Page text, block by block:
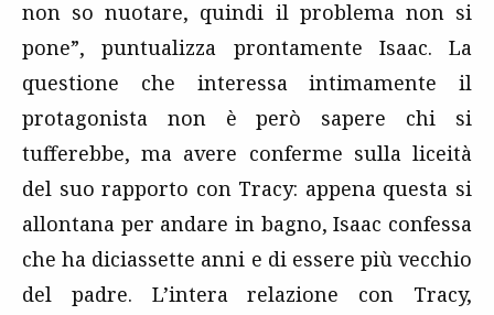
non so nuotare, quindi il problema non si
pone”, puntualizza prontamente Isaac. La
questione che interessa intimamente il
protagonista non è però sapere chi si
tufferebbe, ma avere conferme sulla liceità
del suo rapporto con Tracy: appena questa si
allontana per andare in bagno, Isaac confessa
che ha diciassette anni e di essere più vecchio
del padre. L’intera relazione con Tracy,